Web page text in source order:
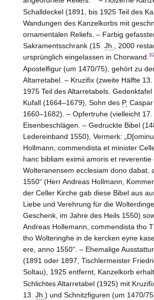
Schalldeckel (1891, bis 1925 Teil des
Wandungen des Kanzelkorbs mit
ornamentalen Reliefs. – Farbig
Sakramentsschrank (15. Jh.
, 2000
ursprünglich eingelassen in Chorwand. 32
Apostelfigur (um 1470/75), gehört zu
Altarretabel. – Kruzifix (zweite Hälfte 13.
1975 Teil des Altarretabels.
Kufall (1664–1679), Sohn des P.
1660–1682). – Opfertruhe (vielleicht 17.
Eisenbeschlägen. – Gedruckte Bibel
Ledereinband 1550), Vermerk:
Hollmann, commendista et minister
hanc bibliam eximii amoris et reverentie
Wolteranensem ecclesiam dono dabat,
1550“ (Herr Andreas Hollmann,
der Celler Kirche gab diese Bibel aus
Liebe und Verehrung für die
Geschenk, im Jahre des Heils 1550)
Andreas Hollemann, commendista tho
tho Wolteringhe in de kercken eyne
ere, anno 1550“. – Ehemalige
(1891 oder 1897, Tischlermeister
Soltau), 1925 entfernt, Kanzelkorb
Schlichtes Altarretabel (1925) mit
13. Jh. ) und Schnitzfiguren (um 1470/